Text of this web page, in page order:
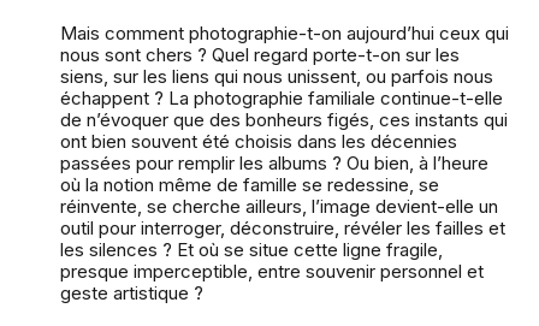
Mais comment photographie-t-on aujourd’hui ceux qui
nous sont chers ? Quel regard porte-t-on sur les
siens, sur les liens qui nous unissent, ou parfois nous
échappent ? La photographie familiale continue-t-elle
de n’évoquer que des bonheurs figés, ces instants qui
ont bien souvent été choisis dans les décennies
passées pour remplir les albums ? Ou bien, à l’heure
où la notion même de famille se redessine, se
réinvente, se cherche ailleurs, l’image devient-elle un
outil pour interroger, déconstruire, révéler les failles et
les silences ? Et où se situe cette ligne fragile,
presque imperceptible, entre souvenir personnel et
geste artistique ?